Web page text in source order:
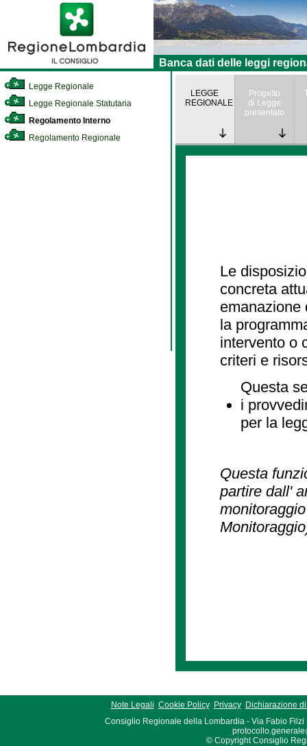
Banca dati delle leggi
Legge Regionale
Legge Regionale Statutaria
Regolamento Interno
Regolamento Regionale
LEGGE
REGIONALE
Progetto
di Legge
presentato
Le
concreta
emanazione
la
intervento o
criteri e
Questa
i
per la
Questa
partire dall'
Note Legali Cookie Policy Privacy
Dichiarazione
Consiglio Regionale della Lombardia - Via Fabio Filzi
© Copyright Consiglio